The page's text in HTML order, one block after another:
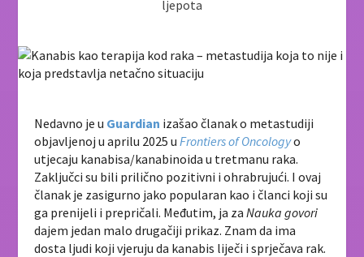
ljepota
Nedavno je u Guardian izašao članak o metastudiji
objavljenoj u aprilu 2025 uFrontiers of Oncologyo
utjecaju kanabisa/kanabinoida u tretmanu raka.
Zaključci su bili prilično pozitivni i ohrabrujući. I ovaj
članak je zasigurno jako popularan kao i članci koji su
ga prenijeli i prepričali. Međutim, ja zaNauka govori
dajem jedan malo drugačiji prikaz. Znam da ima
dosta ljudi koji vjeruju da kanabis liječi i sprječava rak.